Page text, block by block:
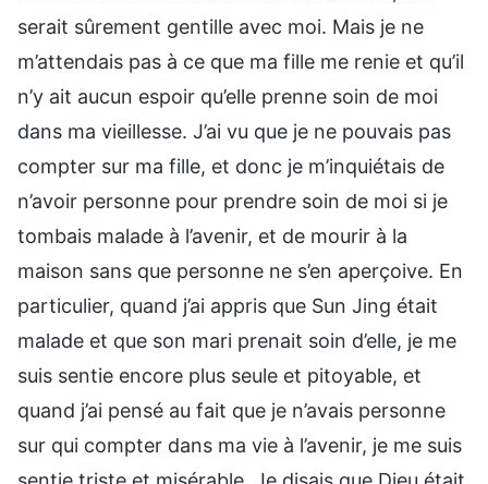
serait sûrement gentille avec moi. Mais je ne
m’attendais pas à ce que ma fille me renie et qu’il
n’y ait aucun espoir qu’elle prenne soin de moi
dans ma vieillesse. J’ai vu que je ne pouvais pas
compter sur ma fille, et donc je m’inquiétais de
n’avoir personne pour prendre soin de moi si je
tombais malade à l’avenir, et de mourir à la
maison sans que personne ne s’en aperçoive. En
particulier, quand j’ai appris que Sun Jing était
malade et que son mari prenait soin d’elle, je me
suis sentie encore plus seule et pitoyable, et
quand j’ai pensé au fait que je n’avais personne
sur qui compter dans ma vie à l’avenir, je me suis